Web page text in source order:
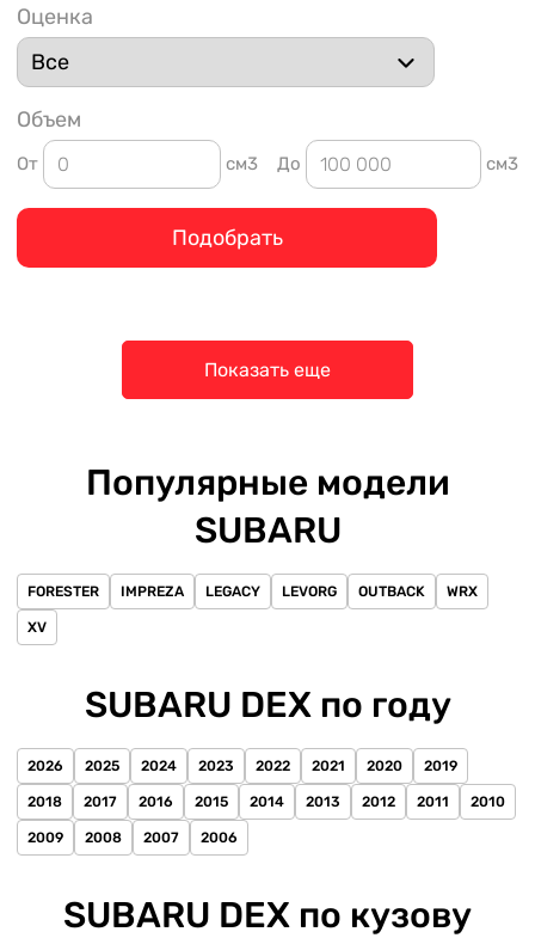
Оценка
Объем
От см3 До см3
Подобрать
Показать еще
Популярные модели
SUBARU
FORESTER IMPREZA LEGACY LEVORG OUTBACK WRX
XV
SUBARU DEX по году
2026 2025 2024 2023 2022 2021 2020 2019
2018 2017 2016 2015 2014 2013 2012 2011 2010
2009 2008 2007 2006
SUBARU DEX по кузову